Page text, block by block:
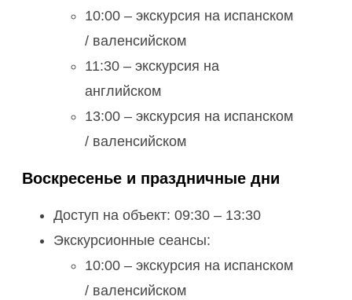
10:00 – экскурсия на испанском
/ валенсийском
11:30 – экскурсия на
английском
13:00 – экскурсия на испанском
/ валенсийском
Воскресенье и праздничные дни
Доступ на объект: 09:30 – 13:30
Экскурсионные сеансы:
10:00 – экскурсия на испанском
/ валенсийском